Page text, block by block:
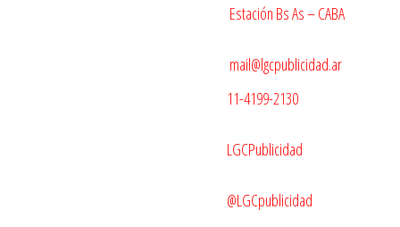
Estación Bs As – CABA
mail@lgcpublicidad.ar
11-4199-2130
LGCPublicidad
@LGCpublicidad